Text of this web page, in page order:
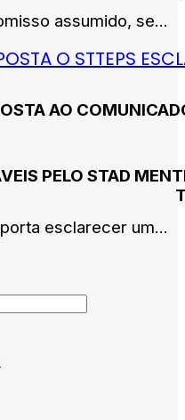
assumido, se...
O STTEPS
AO
PELO STAD
esclarecer um...